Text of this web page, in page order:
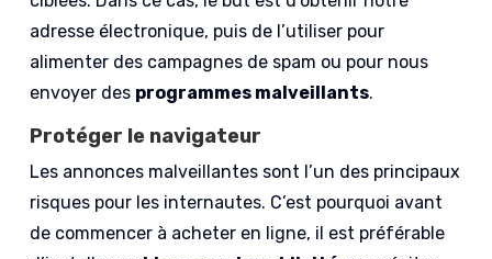
adresse électronique, puis de l’utiliser pour
alimenter des campagnes de spam ou pour nous
envoyer des programmes malveillants.
Protéger le navigateur
Les annonces malveillantes sont l’un des principaux
risques pour les internautes. C’est pourquoi avant
de commencer à acheter en ligne, il est préférable